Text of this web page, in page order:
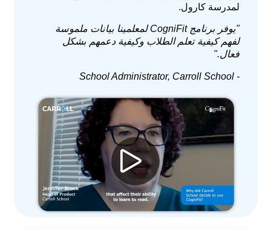
لمدرسة كارول.
"يوفر برنامج CogniFit لمعلمينا بيانات ملموسة
لفهم كيفية تعلم الطلاب وكيفية دعمهم بشكل
فعال."
- School Administrator, Carroll School